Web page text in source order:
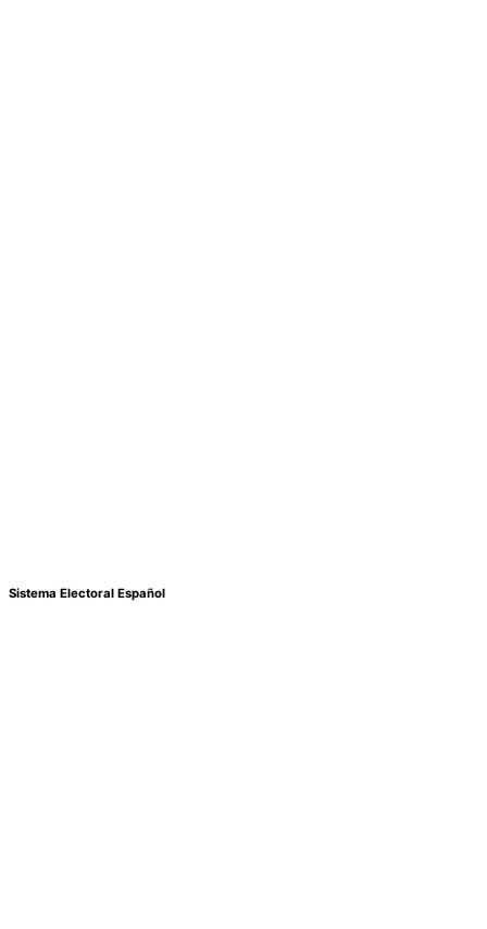
Sistema Electoral Español